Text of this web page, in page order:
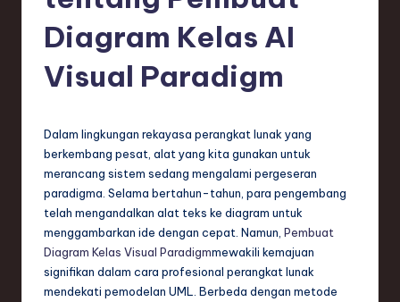
si
L
Diagram Kelas AI
Visual Paradigm
Dalam lingkungan rekayasa perangkat lunak yang
berkembang pesat, alat yang kita gunakan untuk
merancang sistem sedang mengalami pergeseran
paradigma. Selama bertahun-tahun, para pengembang
telah mengandalkan alat teks ke diagram untuk
menggambarkan ide dengan cepat. Namun, Pembuat
Diagram Kelas Visual Paradigmmewakili kemajuan
signifikan dalam cara profesional perangkat lunak
mendekati pemodelan UML. Berbeda dengan metode